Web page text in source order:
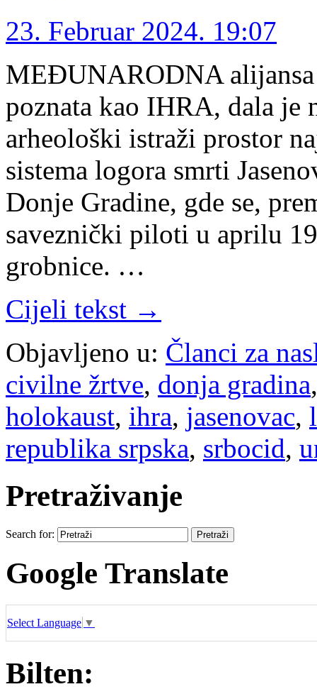
23. Februar 2024. 19:07
MEĐUNARODNA alijansa
poznata kao IHRA, dala je
arheološki istraži prostor
sistema logora smrti
Donje Gradine, gde se,
saveznički piloti u aprilu
grobnice. …
Cijeli tekst →
Objavljeno u: Članci za
civilne žrtve, donja gradina
holokaust, ihra, jasenovac,
republika srpska, srbocid,
Pretraživanje
Search for:
Google Translate
Select Language ▼
Bilten: